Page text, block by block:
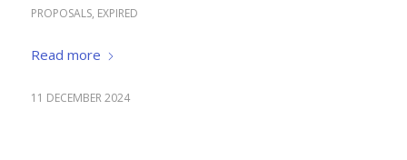
PROPOSALS, EXPIRED
Read more
11 DECEMBER 2024